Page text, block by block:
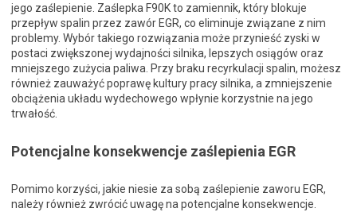
jego zaślepienie. Zaślepka F90K to zamiennik, który blokuje
przepływ spalin przez zawór EGR, co eliminuje związane z nim
problemy. Wybór takiego rozwiązania może przynieść zyski w
postaci zwiększonej wydajności silnika, lepszych osiągów oraz
mniejszego zużycia paliwa. Przy braku recyrkulacji spalin, możesz
również zauważyć poprawę kultury pracy silnika, a zmniejszenie
obciążenia układu wydechowego wpłynie korzystnie na jego
trwałość.
Potencjalne konsekwencje zaślepienia EGR
Pomimo korzyści, jakie niesie za sobą zaślepienie zaworu EGR,
należy również zwrócić uwagę na potencjalne konsekwencje.